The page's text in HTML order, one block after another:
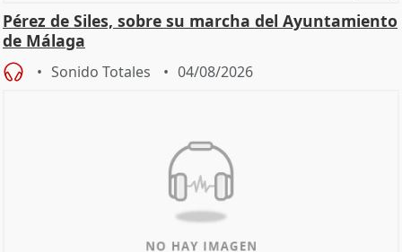
Pérez de Siles, sobre su marcha del Ayuntamiento
de Málaga
Sonido Totales 04/08/2026